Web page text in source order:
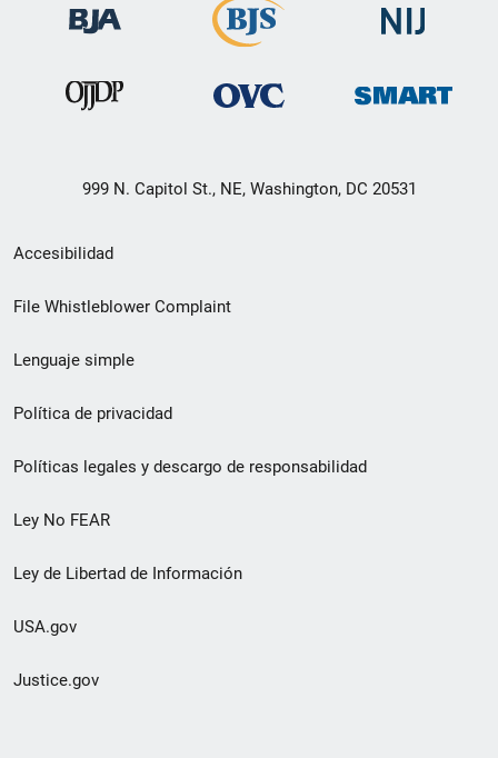
999 N. Capitol St., NE, Washington, DC 20531
Menú
de
de
pie
de
página
Accesibilidad
File Whistleblower Complaint
Lenguaje simple
Política de privacidad
Políticas legales y descargo de responsabilidad
Ley No FEAR
Ley de Libertad de Información
USA.gov
Justice.gov